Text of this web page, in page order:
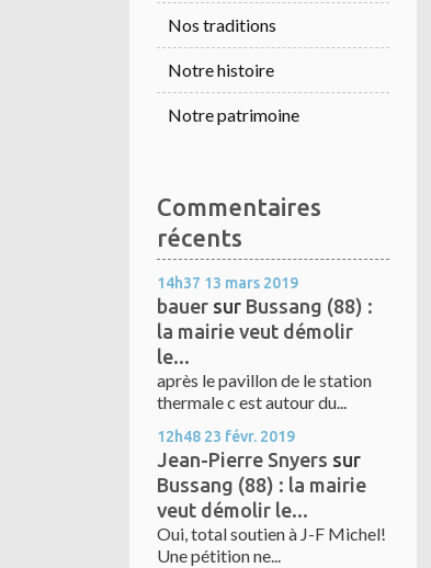
Nos traditions
Notre histoire
Notre patrimoine
Commentaires
récents
14h37 13 mars 2019
bauer sur Bussang (88) :
la mairie veut démolir
le...
après le pavillon de le station
thermale c est autour du...
12h48 23 févr. 2019
Jean-Pierre Snyers sur
Bussang (88) : la mairie
veut démolir le...
Oui, total soutien à J-F Michel!
Une pétition ne...